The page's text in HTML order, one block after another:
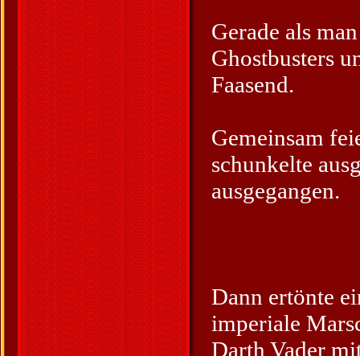
Gerade als
Ghostbusters
Faasend.
Gemeinsam
schunkelte
ausgegangen.
Dann ertönte
imperiale
Darth Vader